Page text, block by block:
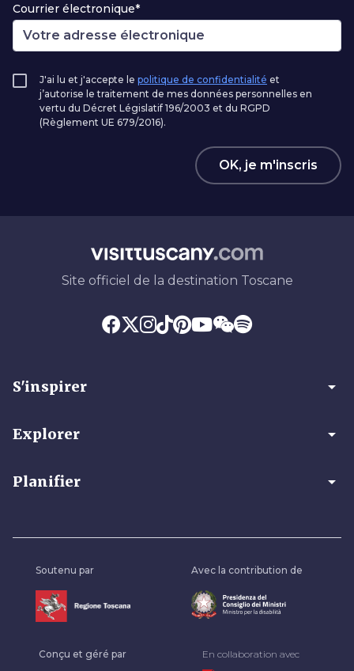
Courrier électronique*
J'ai lu et j'accepte le politique de confidentialité et
j’autorise le traitement de mes données personnelles en
vertu du Décret Législatif 196/2003 et du RGPD
(Règlement UE 679/2016).
OK, je m'inscris
Site officiel de la destination Toscane
S'inspirer arrow_drop_down
Explorer arrow_drop_down
Planifier arrow_drop_down
Soutenu par Avec la contribution de
Conçu et géré par En collaboration avec